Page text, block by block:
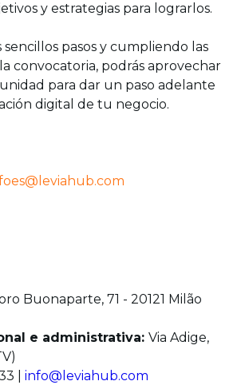
y estrategias para lograrlos.
sencillos pasos y cumpliendo las
convocatoria, podrás aprovechar
para dar un paso adelante
digital de tu negocio.
Buonaparte, 71 - 20121 Milão
e administrativa:Via Adige,
|info@leviahub.com